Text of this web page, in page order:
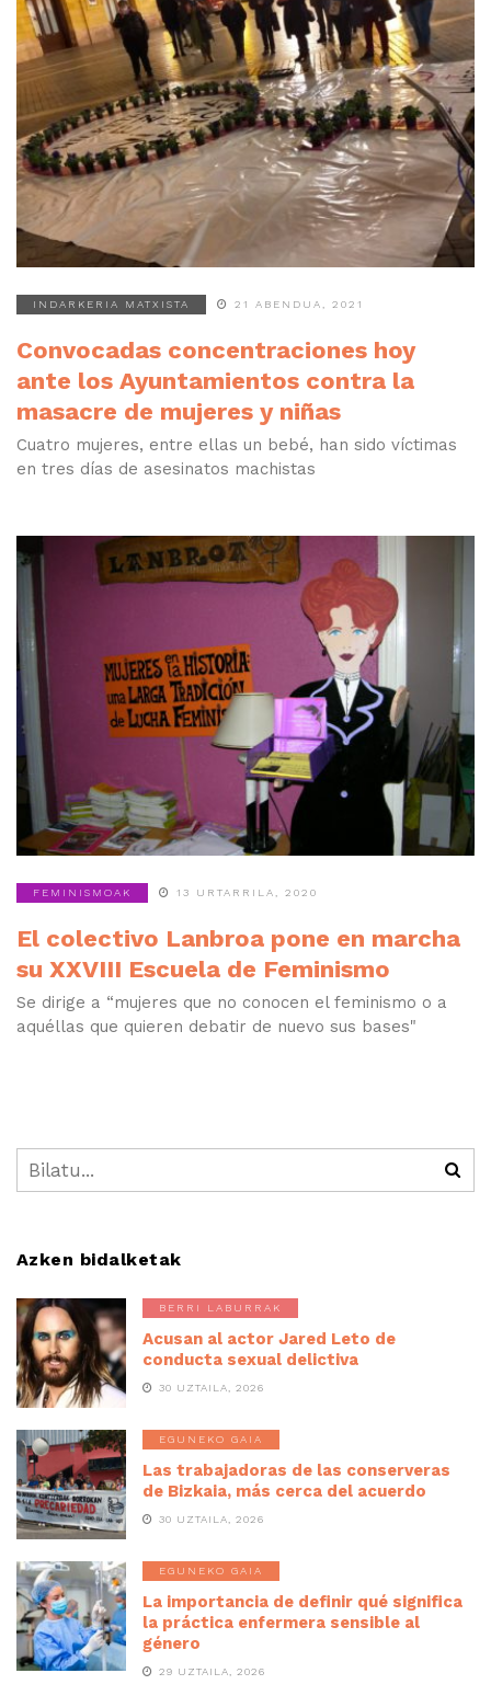
INDARKERIA MATXISTA 21 ABENDUA, 2021
Convocadas concentraciones hoy
ante los Ayuntamientos contra la
masacre de mujeres y niñas
Cuatro mujeres, entre ellas un bebé, han sido víctimas
en tres días de asesinatos machistas
FEMINISMOAK 13 URTARRILA, 2020
El colectivo Lanbroa pone en marcha
su XXVIII Escuela de Feminismo
Se dirige a “mujeres que no conocen el feminismo o a
aquéllas que quieren debatir de nuevo sus bases"
Azken bidalketak
BERRI LABURRAK
Acusan al actor Jared Leto de
conducta sexual delictiva
30 UZTAILA, 2026
EGUNEKO GAIA
Las trabajadoras de las conserveras
de Bizkaia, más cerca del acuerdo
30 UZTAILA, 2026
EGUNEKO GAIA
La importancia de definir qué significa
la práctica enfermera sensible al
género
29 UZTAILA, 2026